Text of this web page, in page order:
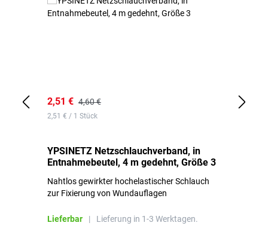
2,51 € 4,60 €
2,51 € / 1 Stück
YPSINETZ Netzschlauchverband, in
Entnahmebeutel, 4 m gedehnt, Größe 3
Nahtlos gewirkter hochelastischer Schlauch
zur Fixierung von Wundauflagen
Lieferbar | Lieferung in 1-3 Werktagen.